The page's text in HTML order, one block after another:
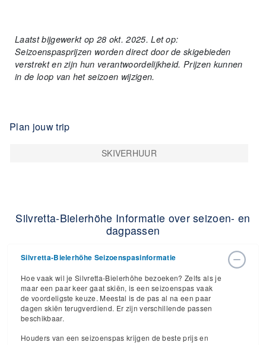
Laatst bijgewerkt op 28 okt. 2025. Let op:
Seizoenspasprijzen worden direct door de skigebieden
verstrekt en zijn hun verantwoordelijkheid. Prijzen kunnen
in de loop van het seizoen wijzigen.
Plan jouw trip
SKIVERHUUR
Silvretta-Bielerhöhe Informatie over seizoen- en
dagpassen
Silvretta-Bielerhöhe Seizoenspasinformatie
Hoe vaak wil je Silvretta-Bielerhöhe bezoeken? Zelfs als je
maar een paar keer gaat skiën, is een seizoenspas vaak
de voordeligste keuze. Meestal is de pas al na een paar
dagen skiën terugverdiend. Er zijn verschillende passen
beschikbaar.
Houders van een seizoenspas krijgen de beste prijs en